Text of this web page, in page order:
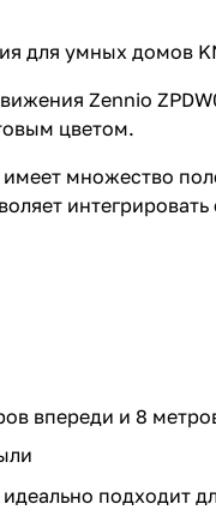
для умных домов
Zennio
цветом.
множество
впереди и 8
подходит